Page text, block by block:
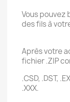
Vous pouvez
des fils à
Après votre
fichier .ZIP
.CSD, .DST,
.XXX.